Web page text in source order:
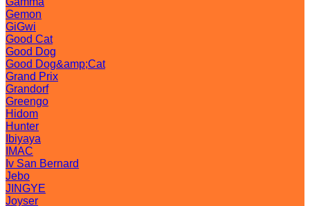
Gemon
GiGwi
Good Cat
Good Dog
Good Dog&amp;Cat
Grand Prix
Grandorf
Greengo
Hidom
Hunter
Ibiyaya
IMAC
Iv San Bernard
Jebo
JINGYE
Joyser